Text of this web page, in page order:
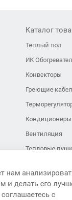
Каталог
Теплый пол
ИК
Конвекторы
Греющие
Кондиционеры
Вентиляция
Тепловые
Тепловые
Увлажнители
нам
и делать его
с